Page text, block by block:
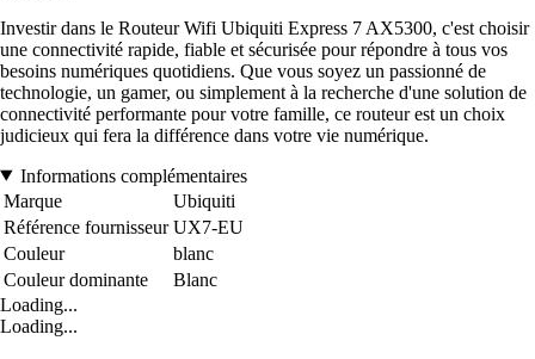
Investir dans le Routeur Wifi Ubiquiti Express 7 AX5300, c'est choisir
une connectivité rapide, fiable et sécurisée pour répondre à tous vos
besoins numériques quotidiens. Que vous soyez un passionné de
technologie, un gamer, ou simplement à la recherche d'une solution de
connectivité performante pour votre famille, ce routeur est un choix
judicieux qui fera la différence dans votre vie numérique.
Informations complémentaires
Marque
Ubiquiti
Référence fournisseur UX7-EU
Couleur
blanc
Couleur dominante
Blanc
Loading...
Loading...